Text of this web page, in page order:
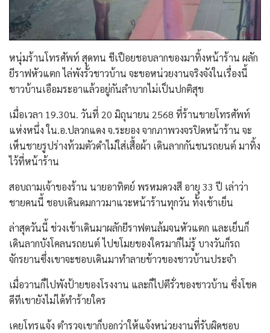
หนุ่มร้านโทรศัพท์ สุดทน ชีเปือยชอบลากของมาทิ้งหน้าร้าน ผลัก
ยีราฟหัวแตก ไล่พังรั้วชาวบ้าน จะขอหน่วยงานจริงจังในเรื่องนี้
ชาวบ้านเอือมระอาแล้วอยู่กันลำบากไม่เป็นปกติสุข
เมื่อเวลา 19.30น. วันที่ 20 มิถุนายน 2568 ที่ร้านขายโทรศัพท์
แห่งหนึ่ง ใน.อ.ปลวกแดง จ.ระยอง จากภาพวงจรปิดหน้าร้าน จะ
เห็นชายรูปร่างท้วมตัวดำไม่ใส่เสื้อผ้า เดินลากกันชนรถยนต์ มาทิ้ง
ไว้ที่หน้าร้าน
สอบถามเจ้าของร้าน นายอาทิตย์ พรหมดวงสี อายุ 33 ปี เล่าว่า
ชายคนนี้ ชอบเดินดมกาวมาแวะหน้าร้านทุกวัน ทั้งเช้าเย็น
ล่าสุดวันนี้ ช่วงเช้าเดินมาผลักยีราฟตนล้มจนหัวแตก และเย็นก็
เดินลากบังโคลนรถยนต์ ไปขโมยของใครมาก็ไม่รู้ บางวันก็รถ
จักรยานซึ่งเขาจะชอบเดินมาทำลายข้าวของชาวบ้านประจำ
เมื่อวานก็ไปพังป้ายของโรงงาน และก็ไปตีรั่วของชาวบ้าน ซึ่งโชค
ดีทีเขายังไม่ได้ทำร้ายใคร
เคยโทรแจ้ง ตำรวจเขาก็บอกว่าให้แจ้งหน่วยงานที่รับผิดชอบ